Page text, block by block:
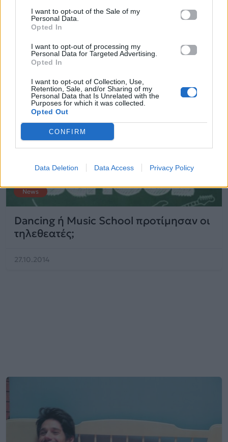
I want to opt-out of the Sale of my
Personal Data.
Opted In
I want to opt-out of processing my
Personal Data for Targeted Advertising.
Opted In
I want to opt-out of Collection, Use,
Retention, Sale, and/or Sharing of my
Personal Data that Is Unrelated with the
Purposes for which it was collected.
Opted Out
CONFIRM
Data Deletion Data Access Privacy Policy
06.11.2014
News
Dancing ή Music School προτίμησαν οι
τηλεθεατές;
27.10.2014